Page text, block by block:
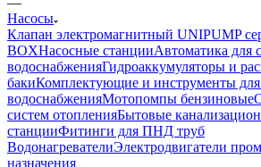
Насосы
Клапан электромагнитный UNIPUMP
BOXНасосные станцииАвтоматика для
водоснабженияГидроаккумуляторы и
бакиКомплектующие и инструменты для
водоснабженияМотопомпы бензиновые
систем отопленияБытовые
станцииФитинги для ПНД труб
ВодонагревателиЭлектродвигатели
назначения